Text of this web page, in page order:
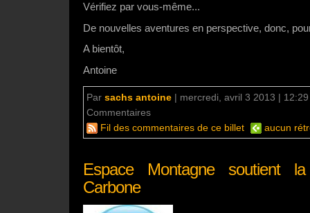
Vérifiez par vous-même...
De nouvelles aventures en perspective, donc,
A bientôt,
Antoine
Par sachs antoine | mercredi, avril 3 2013 | 12:29
Commentaires
Fil des commentaires de ce billet
aucun
Espace Montagne soutient
Carbone